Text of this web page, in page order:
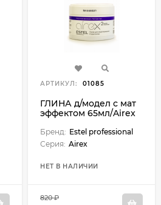
АРТИКУЛ: 01085
ГЛИНА д/модел с мат
эффектом 65мл/Airex
Бренд: Estel professional
Серия: Airex
НЕТ В НАЛИЧИИ
820 ₽